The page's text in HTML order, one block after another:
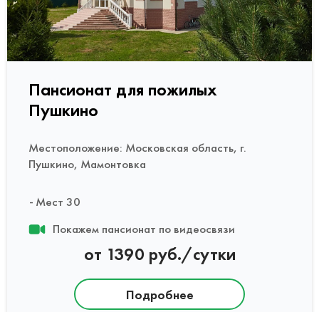
Пансионат для пожилых
Пушкино
Местоположение: Московская область, г.
Пушкино, Мамонтовка
Мест 30
Покажем пансионат по видеосвязи
от 1390 руб./сутки
Подробнее